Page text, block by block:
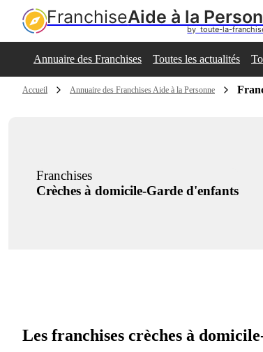
FranchiseAide à la
by  toute-la-
Annuaire des Franchises Toutes les actualités
Accueil Annuaire des Franchises Aide à la Personne
Franchises
Crèches à domicile-Garde d'enfants
Les franchises crèches à